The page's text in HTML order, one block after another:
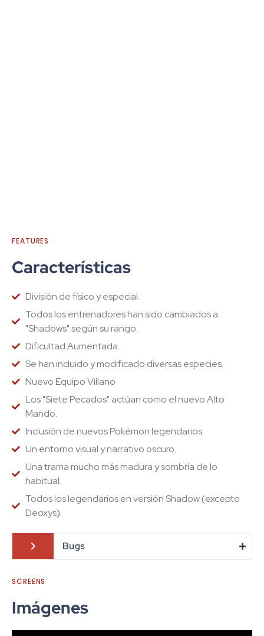
FEATURES
Características
División de físico y especial.
Todos los entrenadores han sido cambiados a
"Shadows" según su rango.
Dificultad Aumentada.
Se han incluido y modificado diversas especies.
Nuevo Equipo Villano
Los "Siete Pecados" actúan como el nuevo Alto
Mando.
Inclusión de nuevos Pokémon legendarios
Un entorno visual y narrativo oscuro.
Una trama mucho más madura y sombría de lo
habitual.
Todos los legendarios en versión Shadow (excepto
Deoxys).
Bugs
SCREENS
Imágenes